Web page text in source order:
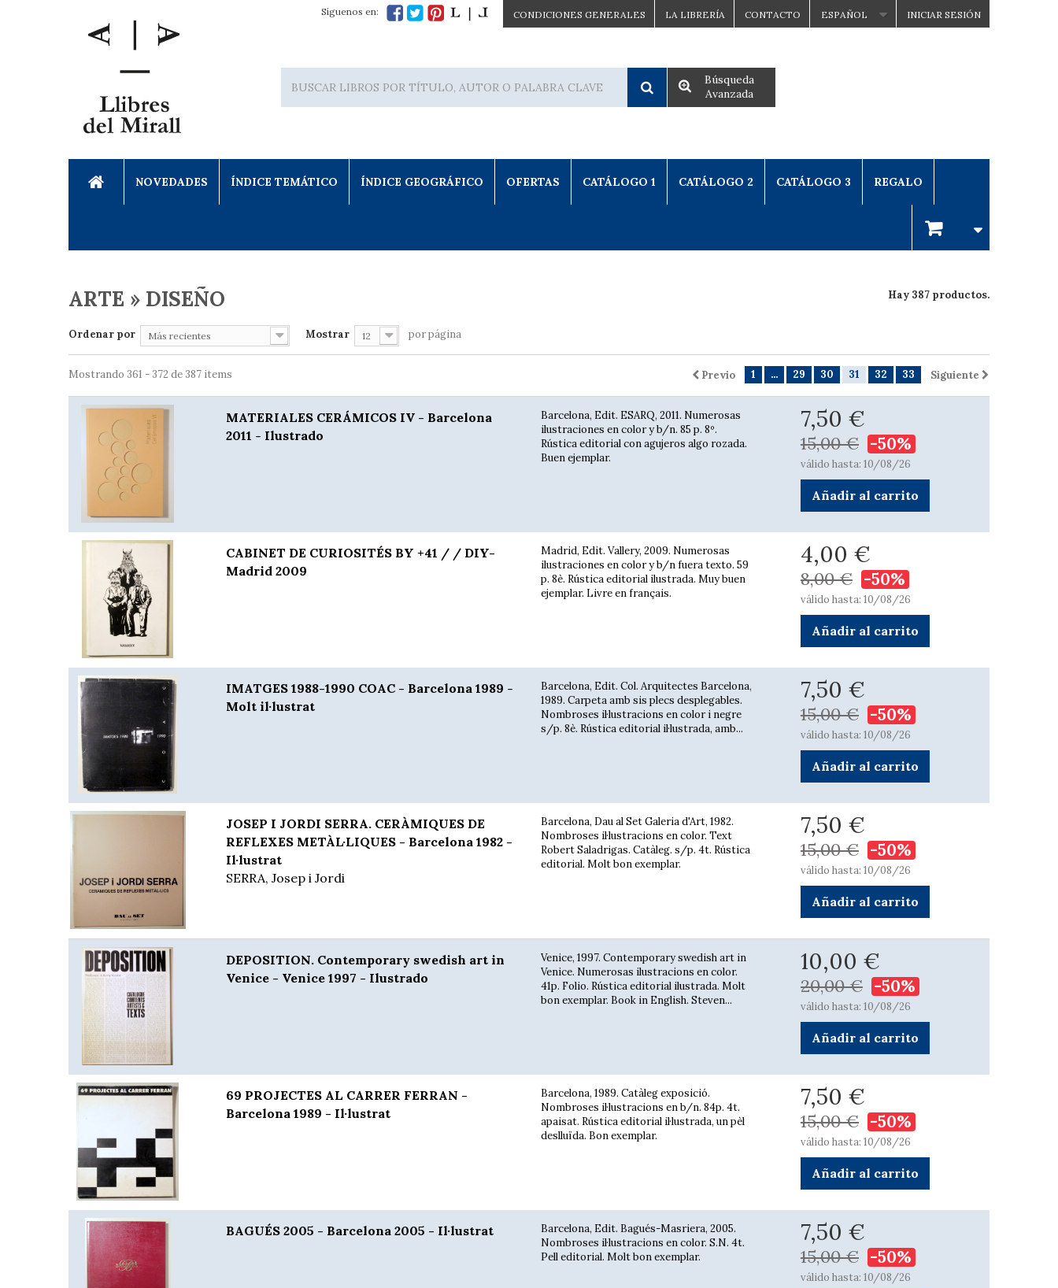
INICIAR SESIÓN
ESPAÑOL
CONTACTO
LA LIBRERÍA
CONDICIONES GENERALES
Síguenos en:
Búsqueda
Avanzada
NOVEDADES ÍNDICE TEMÁTICO ÍNDICE GEOGRÁFICO OFERTAS CATÁLOGO 1 CATÁLOGO 2 CATÁLOGO 3 REGALO
ARTE » DISEÑO Hay 387 productos.
Ordenar por Más recientes Mostrar 12 por página
Previo 1 ... 29 30 31 32 33 Siguiente
Mostrando 361 - 372 de 387 items
MATERIALES CERÁMICOS IV - Barcelona
2011 - Ilustrado
Barcelona, Edit. ESARQ, 2011. Numerosas
ilustraciones en color y b/n. 85 p. 8º.
Rústica editorial con agujeros algo rozada.
Buen ejemplar.
7,50 €
15,00 € -50%
válido hasta: 10/08/26
Añadir al carrito
CABINET DE CURIOSITÉS BY +41 / / DIY-
Madrid 2009
Madrid, Edit. Vallery, 2009. Numerosas
ilustraciones en color y b/n fuera texto. 59
p. 8è. Rústica editorial ilustrada. Muy buen
ejemplar. Livre en français.
4,00 €
8,00 € -50%
válido hasta: 10/08/26
Añadir al carrito
IMATGES 1988-1990 COAC - Barcelona 1989 -
Molt il·lustrat
Barcelona, Edit. Col. Arquitectes Barcelona,
1989. Carpeta amb sis plecs desplegables.
Nombroses il·lustracions en color i negre
s/p. 8è. Rústica editorial il·lustrada, amb...
7,50 €
15,00 € -50%
válido hasta: 10/08/26
Añadir al carrito
JOSEP I JORDI SERRA. CERÀMIQUES DE
REFLEXES METÀL·LIQUES - Barcelona 1982 -
Il·lustrat
SERRA, Josep i Jordi
Barcelona, Dau al Set Galeria d'Art, 1982.
Nombroses il·lustracions en color. Text
Robert Saladrigas. Catàleg. s/p. 4t. Rústica
editorial. Molt bon exemplar.
7,50 €
15,00 € -50%
válido hasta: 10/08/26
Añadir al carrito
DEPOSITION. Contemporary swedish art in
Venice - Venice 1997 - Ilustrado
Venice, 1997. Contemporary swedish art in
Venice. Numerosas ilustracions en color.
41p. Folio. Rústica editorial ilustrada. Molt
bon exemplar. Book in English. Steven...
10,00 €
20,00 € -50%
válido hasta: 10/08/26
Añadir al carrito
69 PROJECTES AL CARRER FERRAN -
Barcelona 1989 - Il·lustrat
Barcelona, 1989. Catàleg exposició.
Nombroses il·lustracions en b/n. 84p. 4t.
apaisat. Rústica editorial il·lustrada, un pèl
deslluïda. Bon exemplar.
7,50 €
15,00 € -50%
válido hasta: 10/08/26
Añadir al carrito
BAGUÉS 2005 - Barcelona 2005 - Il·lustrat
Barcelona, Edit. Bagués-Masriera, 2005.
Nombroses il·lustracions en color. S.N. 4t.
Pell editorial. Molt bon exemplar.
7,50 €
15,00 € -50%
válido hasta: 10/08/26